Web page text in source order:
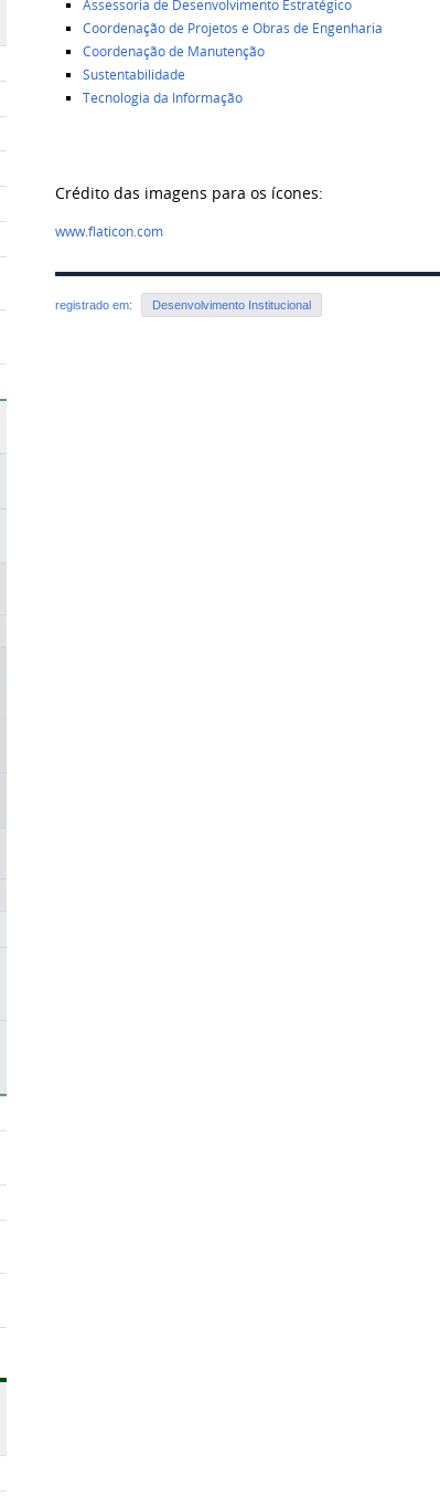
Assessoria de Desenvolvimento Estratégico
Coordenação de Projetos e Obras de Engenharia
Coordenação de Manutenção
Sustentabilidade
Tecnologia da Informação
Crédito das imagens para os ícones:
www.flaticon.com
registrado em: Desenvolvimento Institucional